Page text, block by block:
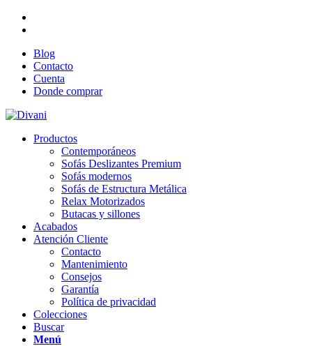
Blog
Contacto
Cuenta
Donde comprar
Productos
Contemporáneos
Sofás Deslizantes Premium
Sofás modernos
Sofás de Estructura Metálica
Relax Motorizados
Butacas y sillones
Acabados
Atención Cliente
Contacto
Mantenimiento
Consejos
Garantía
Política de privacidad
Colecciones
Buscar
Menú